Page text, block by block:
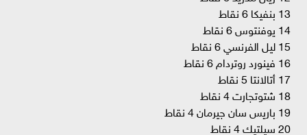
13 بنفيكا 6 نقاط
14 يوفنتوس 6 نقاط
15 ليل الفرنسي 6 نقاط
16 فينورد روتردام 6 نقاط
17 أتالانتا 5 نقاط
18 شتوتجارت 4 نقاط
19 باريس سان جيرمان 4 نقاط
20 سيلتيك 4 نقاط